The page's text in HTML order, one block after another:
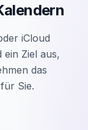
iCloud
ein Ziel aus,
das
Sie.